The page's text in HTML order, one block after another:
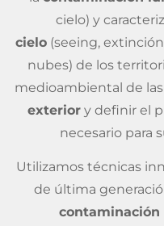
cielo) y
cielo (seeing,
nubes) de los
medioambiental de
exterior y definir el
necesario para
Utilizamos técnicas
de última